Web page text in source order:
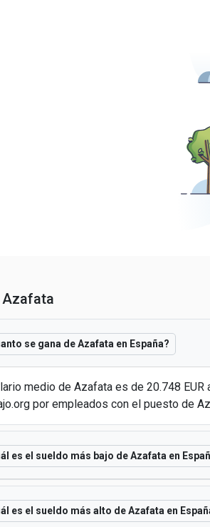
Azafata
se gana de Azafata en España?
medio de Azafata es de 20.748
por empleados con el puesto de
es el sueldo más bajo de Azafata en
es el sueldo más alto de Azafata en